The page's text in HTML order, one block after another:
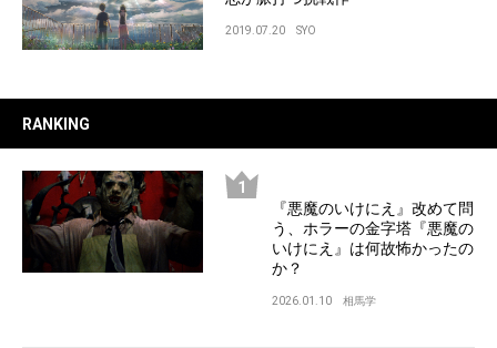
2019.07.20 SYO
RANKING
『悪魔のいけにえ』改めて問
う、ホラーの金字塔『悪魔の
いけにえ』は何故怖かったの
か？
2026.01.10 相馬学